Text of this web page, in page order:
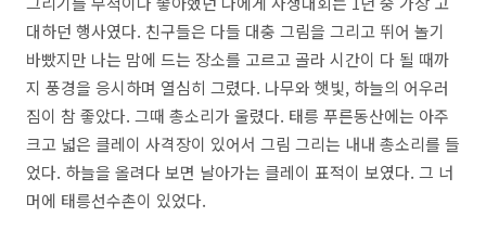
대하던 행사였다. 친구들은 다들 대충 그림을 그리고 뛰어 놀기
바빴지만 나는 맘에 드는 장소를 고르고 골라 시간이 다 될 때까
지 풍경을 응시하며 열심히 그렸다. 나무와 햇빛, 하늘의 어우러
짐이 참 좋았다. 그때 총소리가 울렸다. 태릉 푸른동산에는 아주
크고 넓은 클레이 사격장이 있어서 그림 그리는 내내 총소리를 들
었다. 하늘을 올려다 보면 날아가는 클레이 표적이 보였다. 그 너
머에 태릉선수촌이 있었다.